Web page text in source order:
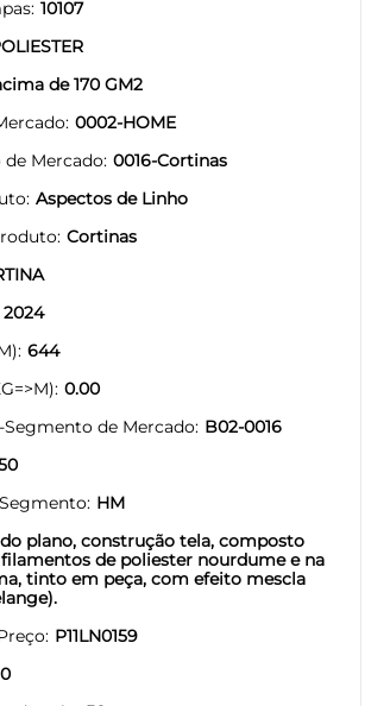
10107
de 170 GM2
0002-HOME
Mercado 0016-Cortinas
Aspectos de Linho
Cortinas
2024
644
0.00
de Mercado B02-0016
HM
plano, construção tela, composto
de poliester nourdume e na
tinto em peça, com efeito mescla
P11LN0159
0